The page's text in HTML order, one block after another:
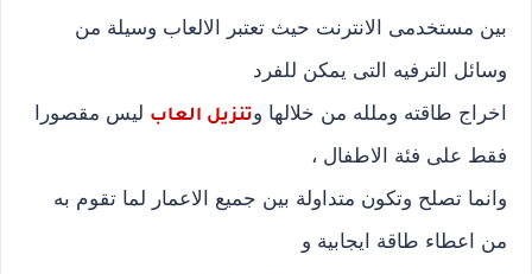
بين مستخدمى الانترنت حيث تعتبر الالعاب وسيلة من
وسائل الترفيه التى يمكن للفرد
اخراج طاقته وملله من خلالها وتنزيل العاب ليس مقصورا
فقط على فئة الاطفال ،
وانما تصلح وتكون متداولة بين جميع الاعمار لما تقوم به
من اعطاء طاقة ايجابية و